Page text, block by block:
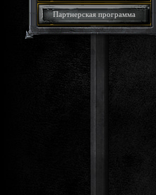
Партнерская программа